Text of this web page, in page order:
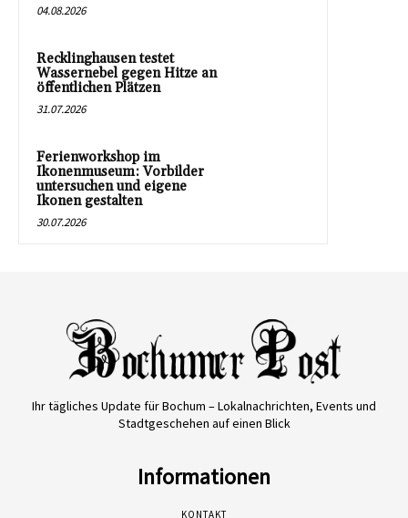
04.08.2026
Recklinghausen testet
Wassernebel gegen Hitze an
öffentlichen Plätzen
31.07.2026
Ferienworkshop im
Ikonenmuseum: Vorbilder
untersuchen und eigene
Ikonen gestalten
30.07.2026
Ihr tägliches Update für Bochum – Lokalnachrichten, Events und
Stadtgeschehen auf einen Blick
Informationen
KONTAKT